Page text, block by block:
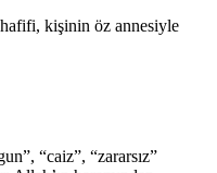
kişinin öz annesiyle
“caiz”, “zararsız”